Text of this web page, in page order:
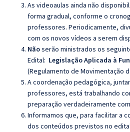
As videoaulas ainda não
forma gradual, conforme o
professores. Periodicamente,
com os novos vídeos a serem
Nãoserão ministrados os
Edital: Legislação Aplicada à
(Regulamento de Movimentação
A coordenação pedagógica,
professores, está trabalhando
preparação verdadeiramente
Informamos que, para facilitar a
dos conteúdos previstos no